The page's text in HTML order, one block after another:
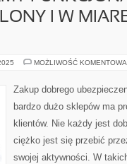
I W
MOŻLIWOŚĆ
Zakup dobrego
bardzo dużo sklepów ma
klientów. Nie każdy jest
ciężko jest się przebić
swojej aktywności. W